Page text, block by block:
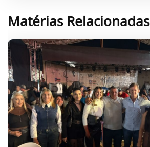
Matérias Relacionadas